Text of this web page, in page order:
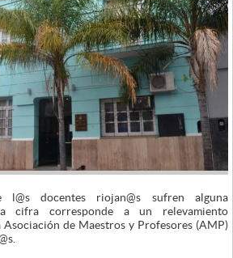
docentes riojan@s sufren alguna
cifra corresponde a un relevamiento
de Maestros y Profesores (AMP)